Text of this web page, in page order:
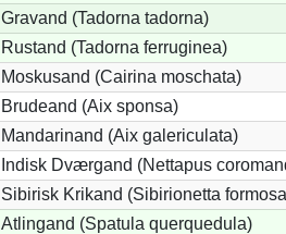
Gravand (Tadorna tadorna)
Rustand (Tadorna ferruginea)
Moskusand (Cairina moschata)
Brudeand (Aix sponsa)
Mandarinand (Aix galericulata)
Indisk Dværgand (Nettapus
Sibirisk Krikand (Sibirionetta
Atlingand (Spatula querquedula)